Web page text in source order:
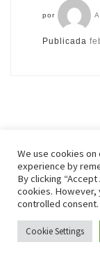
por
Publicada
© 2026
Funciona
We use cookies
experience by
By clicking
cookies. However,
controlled consent.
Cookie Settings